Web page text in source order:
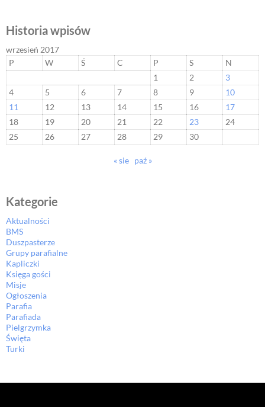
Historia wpisów
wrzesień 2017
P
W Ś C P S
N
1
2
3
4
5 6 7 8 9
10
11
12 13 14 15 16
17
18
19 20 21 22 23
24
25
26 27 28 29 30
« sie paź »
Kategorie
Aktualności
BMS
Duszpasterze
Grupy parafialne
Kapliczki
Księga gości
Misje
Ogłoszenia
Parafia
Parafiada
Pielgrzymka
Święta
Turki